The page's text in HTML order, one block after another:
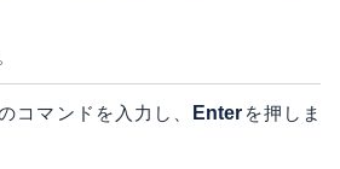
コマンドを入力し、 Enter を押しま